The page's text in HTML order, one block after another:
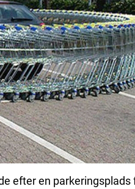
efter en parkeringsplads